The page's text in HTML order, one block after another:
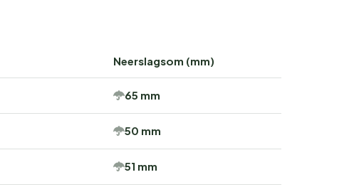
Neerslagsom (mm)
65 mm
50 mm
51 mm